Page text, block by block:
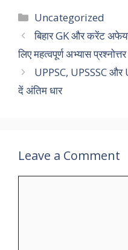
e
b
o
o
k
to
d
o
n
ai
l e
Categories
Uncategorized
बिहार GK और करेंट
लिए महत्वपूर्ण अभ्यास प्रश्नोत्तर
UPPSC, UPSSSC और
दें अंतिम धार
Leave a Comment